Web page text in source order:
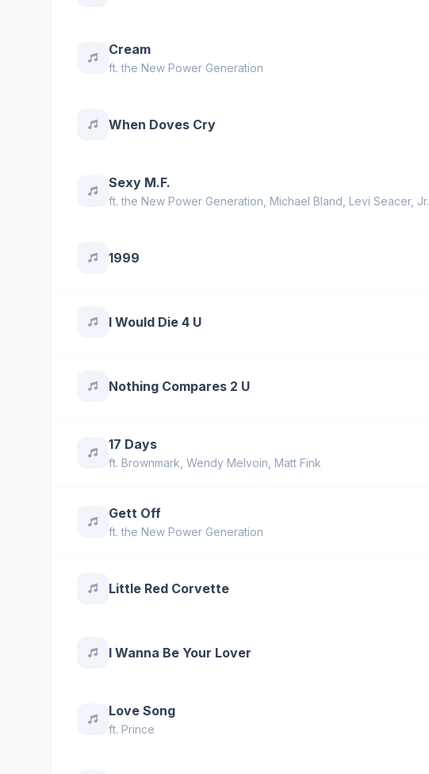
Cream
ft.the New Power Generation
When Doves Cry
Sexy M.F.
ft.the New Power Generation Michael Bland Levi Seacer, Jr.
1999
I Would Die 4 U
Nothing Compares 2 U
17 Days
ft. Brownmark Wendy Melvoin Matt Fink
Gett Off
ft.the New Power Generation
Little Red Corvette
I Wanna Be Your Lover
Love Song
ft. Prince